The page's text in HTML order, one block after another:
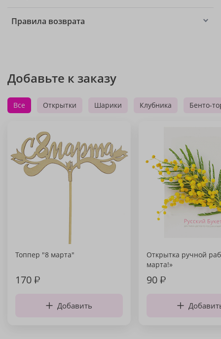
Правила возврата
Добавьте к заказу
Все Открытки Шарики Клубника Бенто-
Топпер "8 марта"
170₽
Добавить
Открытка ручной
марта!»
90₽